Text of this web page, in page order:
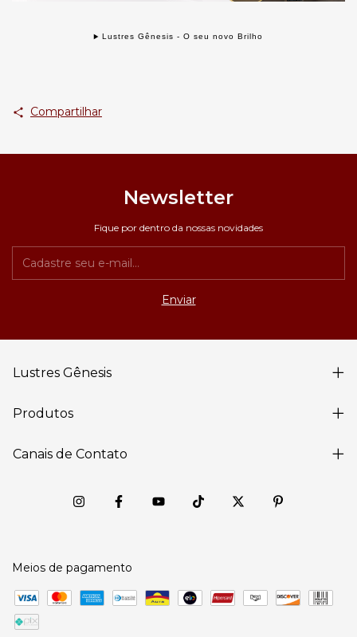
Lustres Gênesis - O seu novo Brilho
Compartilhar
Newsletter
Fique por dentro da nossas novidades
Lustres Gênesis
Produtos
Canais de Contato
Meios de pagamento